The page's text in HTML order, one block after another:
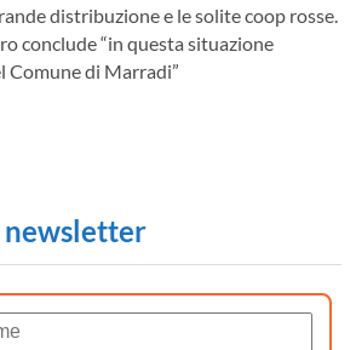
distribuzione e le solite coop rosse.
conclude “in questa situazione
Comune di Marradi”